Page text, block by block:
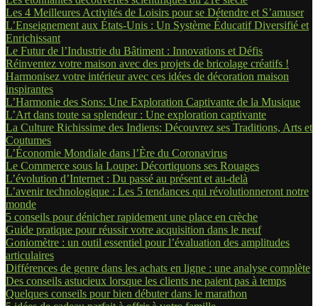
Les 4 Meilleures Activités de Loisirs pour se Détendre et S’amuser
L’Enseignement aux États-Unis : Un Système Éducatif Diversifié et
Enrichissant
Le Futur de l’Industrie du Bâtiment : Innovations et Défis
Réinventez votre maison avec des projets de bricolage créatifs !
Harmonisez votre intérieur avec ces idées de décoration maison
inspirantes
L’Harmonie des Sons: Une Exploration Captivante de la Musique
L’Art dans toute sa splendeur : Une exploration captivante
La Culture Richissime des Indiens: Découvrez ses Traditions, Arts et
Coutumes
L’Économie Mondiale dans l’Ère du Coronavirus
Le Commerce sous la Loupe: Décortiquons ses Rouages
L’évolution d’Internet : Du passé au présent et au-delà
L’avenir technologique : Les 5 tendances qui révolutionneront notre
monde
5 conseils pour dénicher rapidement une place en crèche
Guide pratique pour réussir votre acquisition dans le neuf
Goniomètre : un outil essentiel pour l’évaluation des amplitudes
articulaires
Différences de genre dans les achats en ligne : une analyse complète
Des conseils astucieux lorsque les clients ne paient pas à temps
Quelques conseils pour bien débuter dans le marathon